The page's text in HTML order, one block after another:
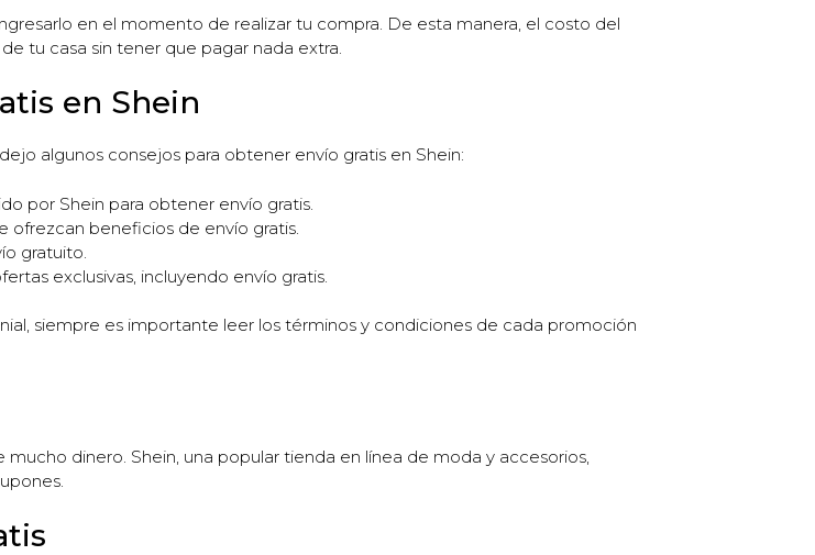
en el momento de realizar tu compra. De esta manera, el costo del
tu casa sin tener que pagar nada extra.
en Shein
algunos consejos para obtener envío gratis en Shein:
por Shein para obtener envío gratis.
ofrezcan beneficios de envío gratis.
gratuito.
exclusivas, incluyendo envío gratis.
siempre es importante leer los términos y condiciones de cada promoción
dinero. Shein, una popular tienda en línea de moda y accesorios,